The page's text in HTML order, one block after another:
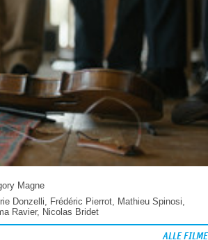
Magne
Donzelli, Frédéric Pierrot, Mathieu Spinosi,
Ravier, Nicolas Bridet
ALLE FILME